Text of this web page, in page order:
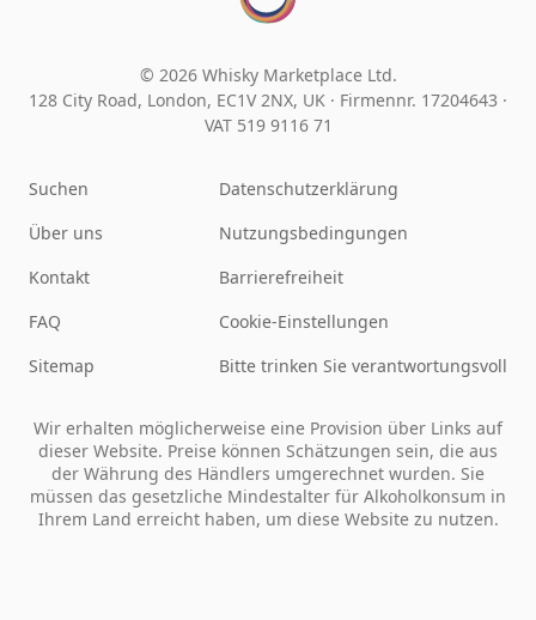
© 2026 Whisky Marketplace Ltd.
128 City Road, London, EC1V 2NX, UK · Firmennr. 17204643 ·
VAT 519 9116 71
Suchen
Über uns
Kontakt
FAQ
Sitemap
Datenschutzerklärung
Nutzungsbedingungen
Barrierefreiheit
Cookie-Einstellungen
Bitte trinken Sie verantwortungsvoll
Wir erhalten möglicherweise eine Provision über Links auf
dieser Website. Preise können Schätzungen sein, die aus
der Währung des Händlers umgerechnet wurden. Sie
müssen das gesetzliche Mindestalter für Alkoholkonsum in
Ihrem Land erreicht haben, um diese Website zu nutzen.